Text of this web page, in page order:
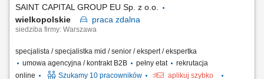
SAINT CAPITAL GROUP EU Sp. z o.o.
wielkopolskie
praca zdalna
siedziba firmy: Warszawa
specjalista / specjalistka mid / senior / ekspert / ekspertka
umowa agencyjna / kontrakt B2B
pełny etat
rekrutacja
online
Szukamy 10 pracowników
aplikuj szybko